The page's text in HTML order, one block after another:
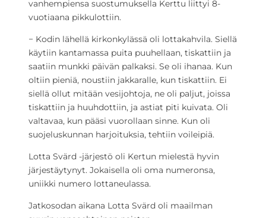
vanhempiensa suostumuksella Kerttu liittyi 8-
vuotiaana pikkulottiin.
− Kodin lähellä kirkonkylässä oli lottakahvila. Siellä
käytiin kantamassa puita puuhellaan, tiskattiin ja
saatiin munkki päivän palkaksi. Se oli ihanaa. Kun
oltiin pieniä, noustiin jakkaralle, kun tiskattiin. Ei
siellä ollut mitään vesijohtoja, ne oli paljut, joissa
tiskattiin ja huuhdottiin, ja astiat piti kuivata. Oli
valtavaa, kun pääsi vuorollaan sinne. Kun oli
suojeluskunnan harjoituksia, tehtiin voileipiä.
Lotta Svärd -järjestö oli Kertun mielestä hyvin
järjestäytynyt. Jokaisella oli oma numeronsa,
uniikki numero lottaneulassa.
Jatkosodan aikana Lotta Svärd oli maailman